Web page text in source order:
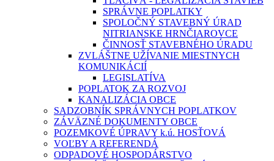
SPRÁVNE POPLATKY
SPOLOČNÝ STAVEBNÝ ÚRAD
NITRIANSKE HRNČIAROVCE
ČINNOSŤ STAVEBNÉHO ÚRADU
ZVLÁŠTNE UŽÍVANIE MIESTNYCH
KOMUNIKÁCIÍ
LEGISLATÍVA
POPLATOK ZA ROZVOJ
KANALIZÁCIA OBCE
SADZOBNÍK SPRÁVNYCH POPLATKOV
ZÁVÄZNÉ DOKUMENTY OBCE
POZEMKOVÉ ÚPRAVY k.ú. HOSŤOVÁ
VOĽBY A REFERENDÁ
ODPADOVÉ HOSPODÁRSTVO